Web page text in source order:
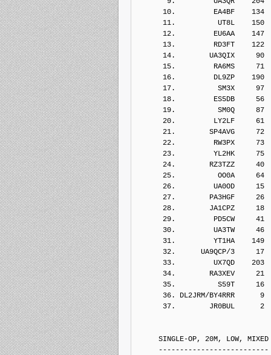
10.         EA4BF    134
11.          UT8L    150
12.         EU6AA    147
13.         RD3FT    122
14.        UA3QIX     90
15.         RA6MS     71
16.         DL9ZP    190
17.          SM3X     97
18.         ES5DB     56
19.          SM0Q     87
20.         LY2LF     61
21.        SP4AVG     72
22.         RW3PX     73
23.         YL2HK     75
24.        RZ3TZZ     40
25.          OO0A     64
26.         UA0OD     15
27.        PA3HGF     26
28.        JA1CPZ     18
29.         PD5CW     41
30.         UA3TW     46
31.         YT1HA    149
32.      UA9QCP/3     17
33.         UX7QD    203
34.        RA3XEV     21
35.          S59T     16
36. DL2JRM/BY4RRR      9
37.        JR0BUL      2
SINGLE-OP, 20M, LOW, MIXED
--------------------------